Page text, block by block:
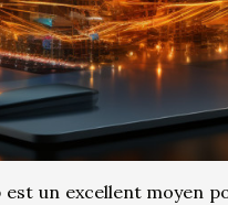
un excellent moyen